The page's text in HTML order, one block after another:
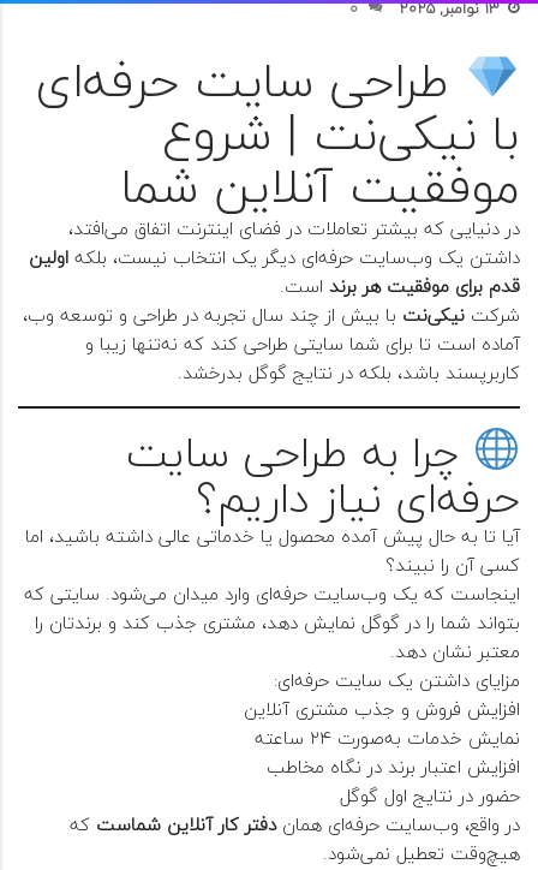
13 نوامبر, 2025 0
طراحی سایت حرفه‌ای
با نیکی‌نت | شروع
موفقیت آنلاین شما
در دنیایی که بیشتر تعاملات در فضای اینترنت اتفاق می‌افتد،
داشتن یک وب‌سایت حرفه‌ای دیگر یک انتخاب نیست، بلکهاولین
قدم برای موفقیت هر برند است.
شرکت نیکی‌نت با بیش از چند سال تجربه در طراحی و توسعه وب،
آماده است تا برای شما سایتی طراحی کند که نه‌تنها زیبا و
کاربرپسند باشد، بلکه در نتایج گوگل بدرخشد.
چرا به طراحی سایت
حرفه‌ای نیاز داریم؟
آیا تا به حال پیش آمده محصول یا خدماتی عالی داشته باشید، اما
کسی آن را نبیند؟
اینجاست که یک وب‌سایت حرفه‌ای وارد میدان می‌شود. سایتی که
بتواند شما را در گوگل نمایش دهد، مشتری جذب کند و برندتان را
معتبر نشان دهد.
مزایای داشتن یک سایت حرفه‌ای:
افزایش فروش و جذب مشتری آنلاین
نمایش خدمات به‌صورت ۲۴ ساعته
افزایش اعتبار برند در نگاه مخاطب
حضور در نتایج اول گوگل
در واقع، وب‌سایت حرفه‌ای هماندفتر کار آنلاین شماست که
هیچ‌وقت تعطیل نمی‌شود.